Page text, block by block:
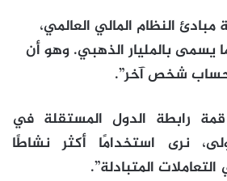
النظام المالي العالمي،
يسمى بالمليار الذهبي. وهو أن
شخص آخر”.
رابطة الدول المستقلة في
نرى استخدامًا أكثر نشاطًا
المتبادلة”.